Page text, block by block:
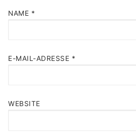
NAME *
E-MAIL-ADRESSE *
WEBSITE